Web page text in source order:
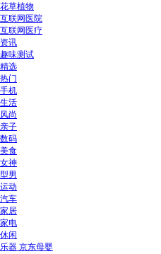
花草植物
互联网医院
互联网医疗
资讯
趣味测试
精选
热门
手机
生活
风尚
亲子
数码
美食
女神
型男
运动
汽车
家居
家电
休闲
乐器 京东母婴